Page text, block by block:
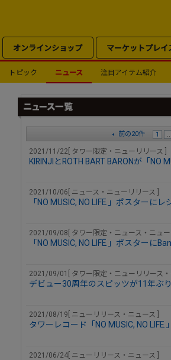
オンラインショップ マーケットプレイ
トピック ニュース 注目アイテム紹介
前の20件 1 ...
2021/11/22[ タワー限定・ニューリリース ]
KIRINJIとROTH BART BARONが「NO
2021/10/06[ ニュース・ニューリリース ]
「NO MUSIC, NO LIFE.」ポスターに
2021/09/08[ タワー限定・ニュース・ニュー
「NO MUSIC, NO LIFE.」ポスターに
2021/09/01[ タワー限定・ニューリリース
デビュー30周年のスピッツが11年ぶ
2021/08/19[ ニューリリース・ニュース ]
タワーレコード「NO MUSIC, NO
2021/06/24[ ニューリリース・ニュース ]